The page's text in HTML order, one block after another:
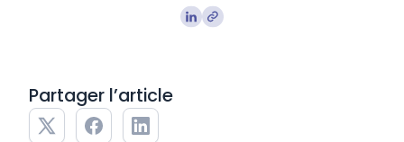
Partager l’article